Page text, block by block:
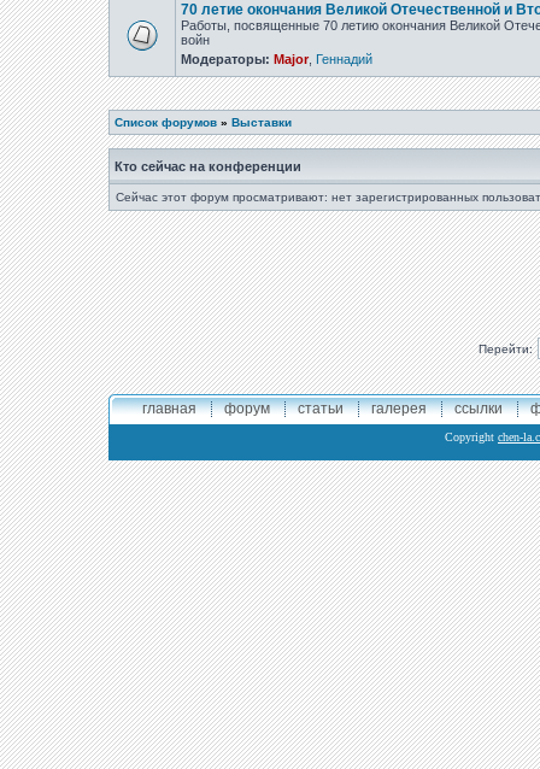
70 летие окончания Великой Отечественной и
Работы, посвященные 70 летию окончания Великой
войн
Модераторы: Major, Геннадий
Список форумов » Выставки
Кто сейчас на конференции
Сейчас этот форум просматривают: нет зарегистрированных
Перейти:
главная форум статьи галерея ссылки
Copyright chen-